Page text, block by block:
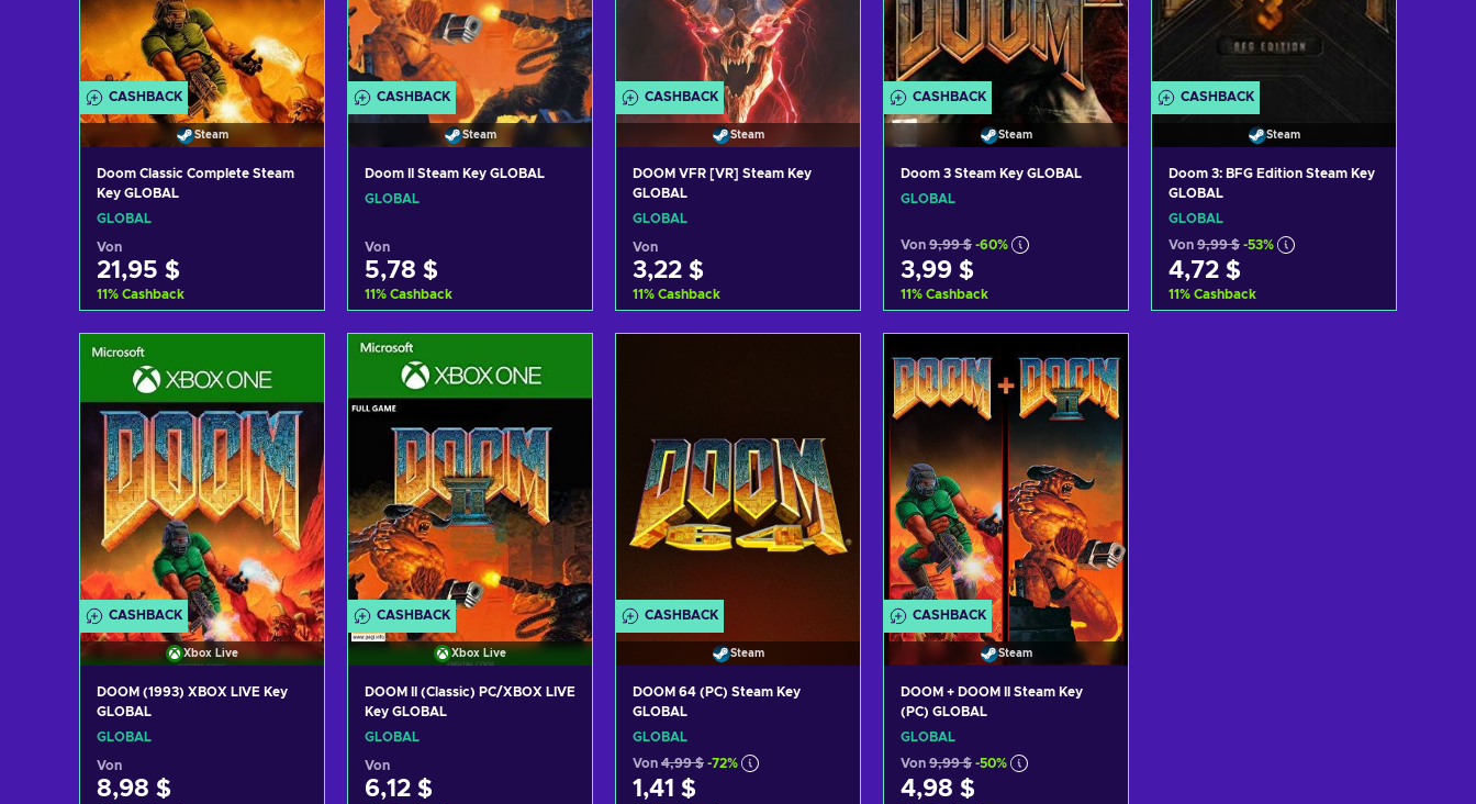
CASHBACK
Steam
Doom Classic Complete Steam
Key GLOBAL
GLOBAL
Von
21,95 $
11% Cashback
Zum Warenkorb
Angebote ansehen
CASHBACK
Steam
Doom II Steam Key GLOBAL
GLOBAL
Von
5,78 $
11% Cashback
Zum Warenkorb
Angebote ansehen
CASHBACK
Steam
DOOM VFR [VR] Steam Key
GLOBAL
GLOBAL
Von
3,22 $
11% Cashback
Zum Warenkorb
CASHBACK
Steam
Doom 3 Steam Key GLOBAL
GLOBAL
Von 9,99 $ -60%
3,99 $
11% Cashback
Zum Warenkorb
Angebote ansehen
CASHBACK
Steam
Doom 3: BFG Edition Steam Key
GLOBAL
GLOBAL
Von 9,99 $ -53%
4,72 $
11% Cashback
CASHBACK
Xbox Live
DOOM (1993) XBOX LIVE Key
GLOBAL
GLOBAL
Von
8,98 $
CASHBACK
Xbox Live
DOOM II (Classic) PC/XBOX LIVE
Key GLOBAL
GLOBAL
Von
6,12 $
CASHBACK
Steam
DOOM 64 (PC) Steam Key
GLOBAL
GLOBAL
Von 4,99 $ -72%
1,41 $
CASHBACK
Steam
DOOM + DOOM II Steam Key
(PC) GLOBAL
GLOBAL
Von 9,99 $ -50%
4,98 $